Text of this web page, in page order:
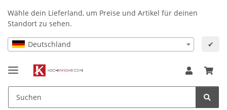
Wähle dein Lieferland, um Preise und Artikel für deinen
Standort zu sehen.
Deutschland ✔